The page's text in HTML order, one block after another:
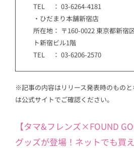
TEL ： 03-6264-4181
・ひだまり本舗新宿店
所在地： 〒160-0022 東京都新宿
ト新宿ビル1階
TEL ： 03-6206-2570
※記事の内容はリリース発表時のもの
は公式サイトでご確認ください。
【タマ&フレンズ×FOUND
グッズが登場！ネットでも買